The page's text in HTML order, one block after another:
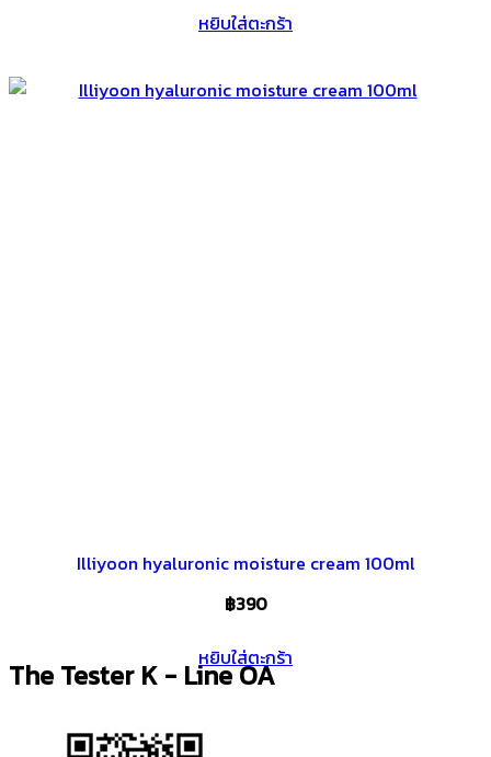
หยิบใส่ตะกร้า
Illiyoon hyaluronic moisture cream 100ml
฿390
หยิบใส่ตะกร้า
The Tester K - Line OA